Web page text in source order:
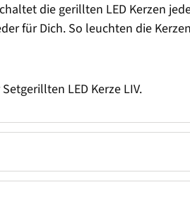
die gerillten LED Kerzen
für Dich. So leuchten die
LED Kerze LIV.